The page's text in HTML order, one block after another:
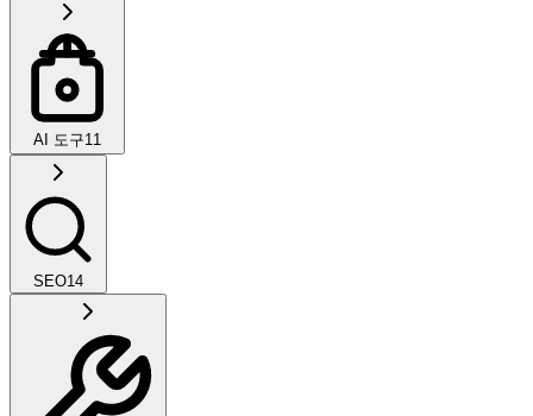
AI 도구11
SEO14